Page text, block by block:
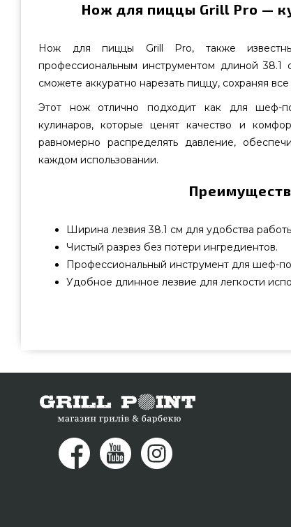
Нож для пиццы Grill Pro —
Нож для пиццы Grill Pro, также
профессиональным инструментом длиной
сможете аккуратно нарезать пиццу, сохраняя
Этот нож отлично подходит как для шеф-
кулинаров, которые ценят качество и
равномерно распределять давление,
каждом использовании.
Ширина лезвия 38.1 см для удобства
Чистый разрез без потери ингредиентов.
Профессиональный инструмент для шеф-
Удобное длинное лезвие для легкости
Посмотрите и закажите также Для выпечки &
Позвоните нашим продавцам на номер (098)